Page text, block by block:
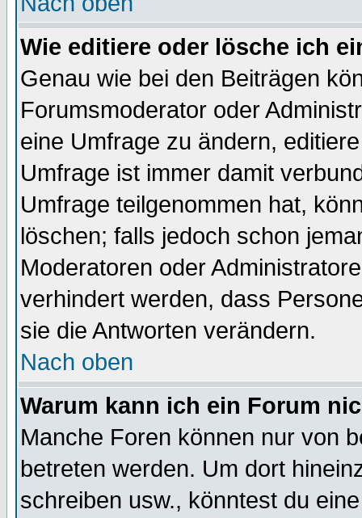
Wie editiere oder lösche ich
Genau wie bei den Beiträgen
Forumsmoderator oder
eine Umfrage zu ändern,
Umfrage ist immer damit
Umfrage teilgenommen hat,
löschen; falls jedoch schon
Moderatoren oder
verhindert werden, dass
sie die Antworten verändern.
Nach oben
Warum kann ich ein Forum
Manche Foren können nur von
betreten werden. Um dort
schreiben usw., könntest du